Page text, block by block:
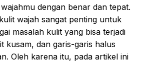
dengan benar dan tepat.
wajah sangat penting untuk
masalah kulit yang bisa terjadi
kusam, dan garis-garis halus
Oleh karena itu, pada artikel ini